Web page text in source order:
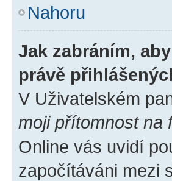
Nahoru
Jak zabráním,
právě
V Uživatelském
moji přítomnost na
Online vás uvidí
započítáváni mezi